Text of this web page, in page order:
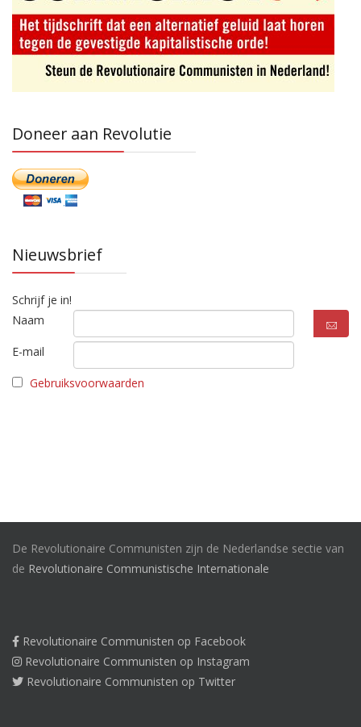
Doneer aan Revolutie
Nieuwsbrief
Schrijf je in!
Naam
E-mail
Gebruiksvoorwaarden
De Revolutionaire Communisten zijn de Nederlandse sectie van
de Revolutionaire Communistische Internationale
Revolutionaire Communisten op Facebook
Revolutionaire Communisten op Instagram
Revolutionaire Communisten op Twitter